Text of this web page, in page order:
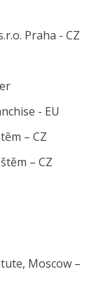
Praha - CZ
- EU
– CZ
– CZ
Moscow –